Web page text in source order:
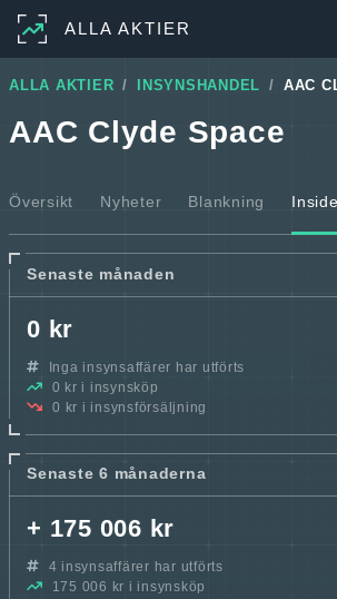
ALLA AKTIER
ALLA AKTIER INSYNSHANDEL AAC
AAC Clyde Space
Översikt Nyheter Blankning
Senaste månaden
0 kr
Inga insynsaffärer har utförts
0 kr i insynsköp
0 kr i insynsförsäljning
Senaste 6 månaderna
+ 175 006 kr
4 insynsaffärer har utförts
175 006 kr i insynsköp